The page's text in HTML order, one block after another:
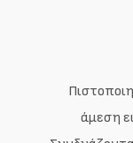
άμεση